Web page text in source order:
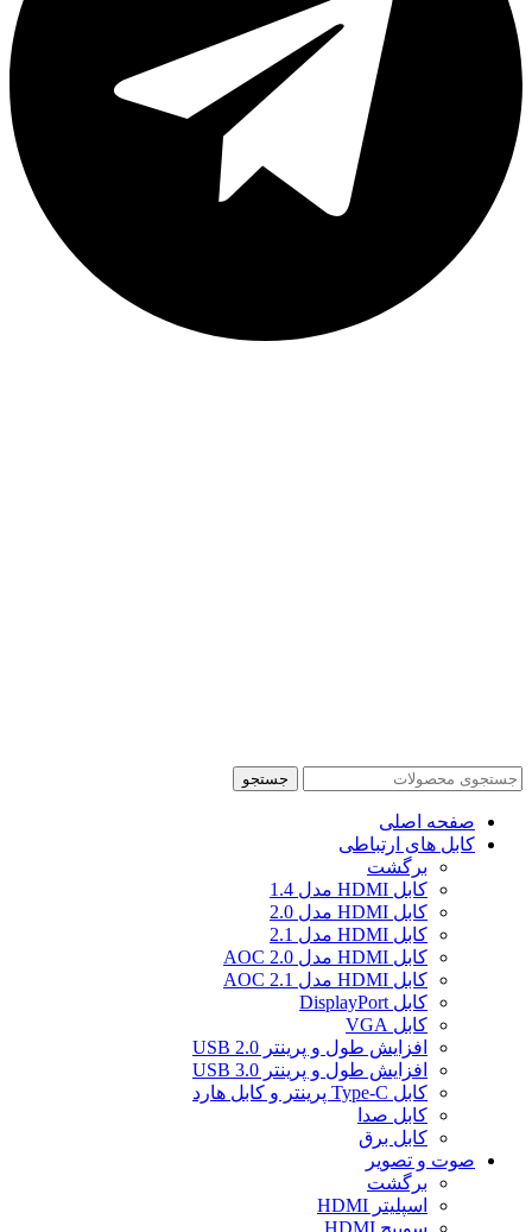
جستجو
صفحه اصلی
کابل های ارتباطی
برگشت
کابل HDMI مدل 1.4
کابل HDMI مدل 2.0
کابل HDMI مدل 2.1
کابل HDMI مدل 2.0 AOC
کابل HDMI مدل 2.1 AOC
کابل DisplayPort
کابل VGA
افزایش طول و پرینتر USB 2.0
افزایش طول و پرینتر USB 3.0
کابل Type-C پرینتر و کابل هارد
کابل صدا
کابل برق
صوت و تصویر
برگشت
اسپلیتر HDMI
سوییچ HDMI